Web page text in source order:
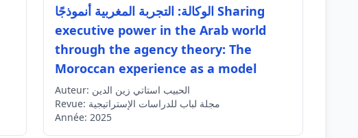
الوكالة: التجربة المغربية أنموذجًا Sharing
executive power in the Arab world
through the agency theory: The
Moroccan experience as a model
Auteur: الحبيب استاتي زين الدين
Revue: مجلة لباب للدراسات الإستراتيجية
Année: 2025